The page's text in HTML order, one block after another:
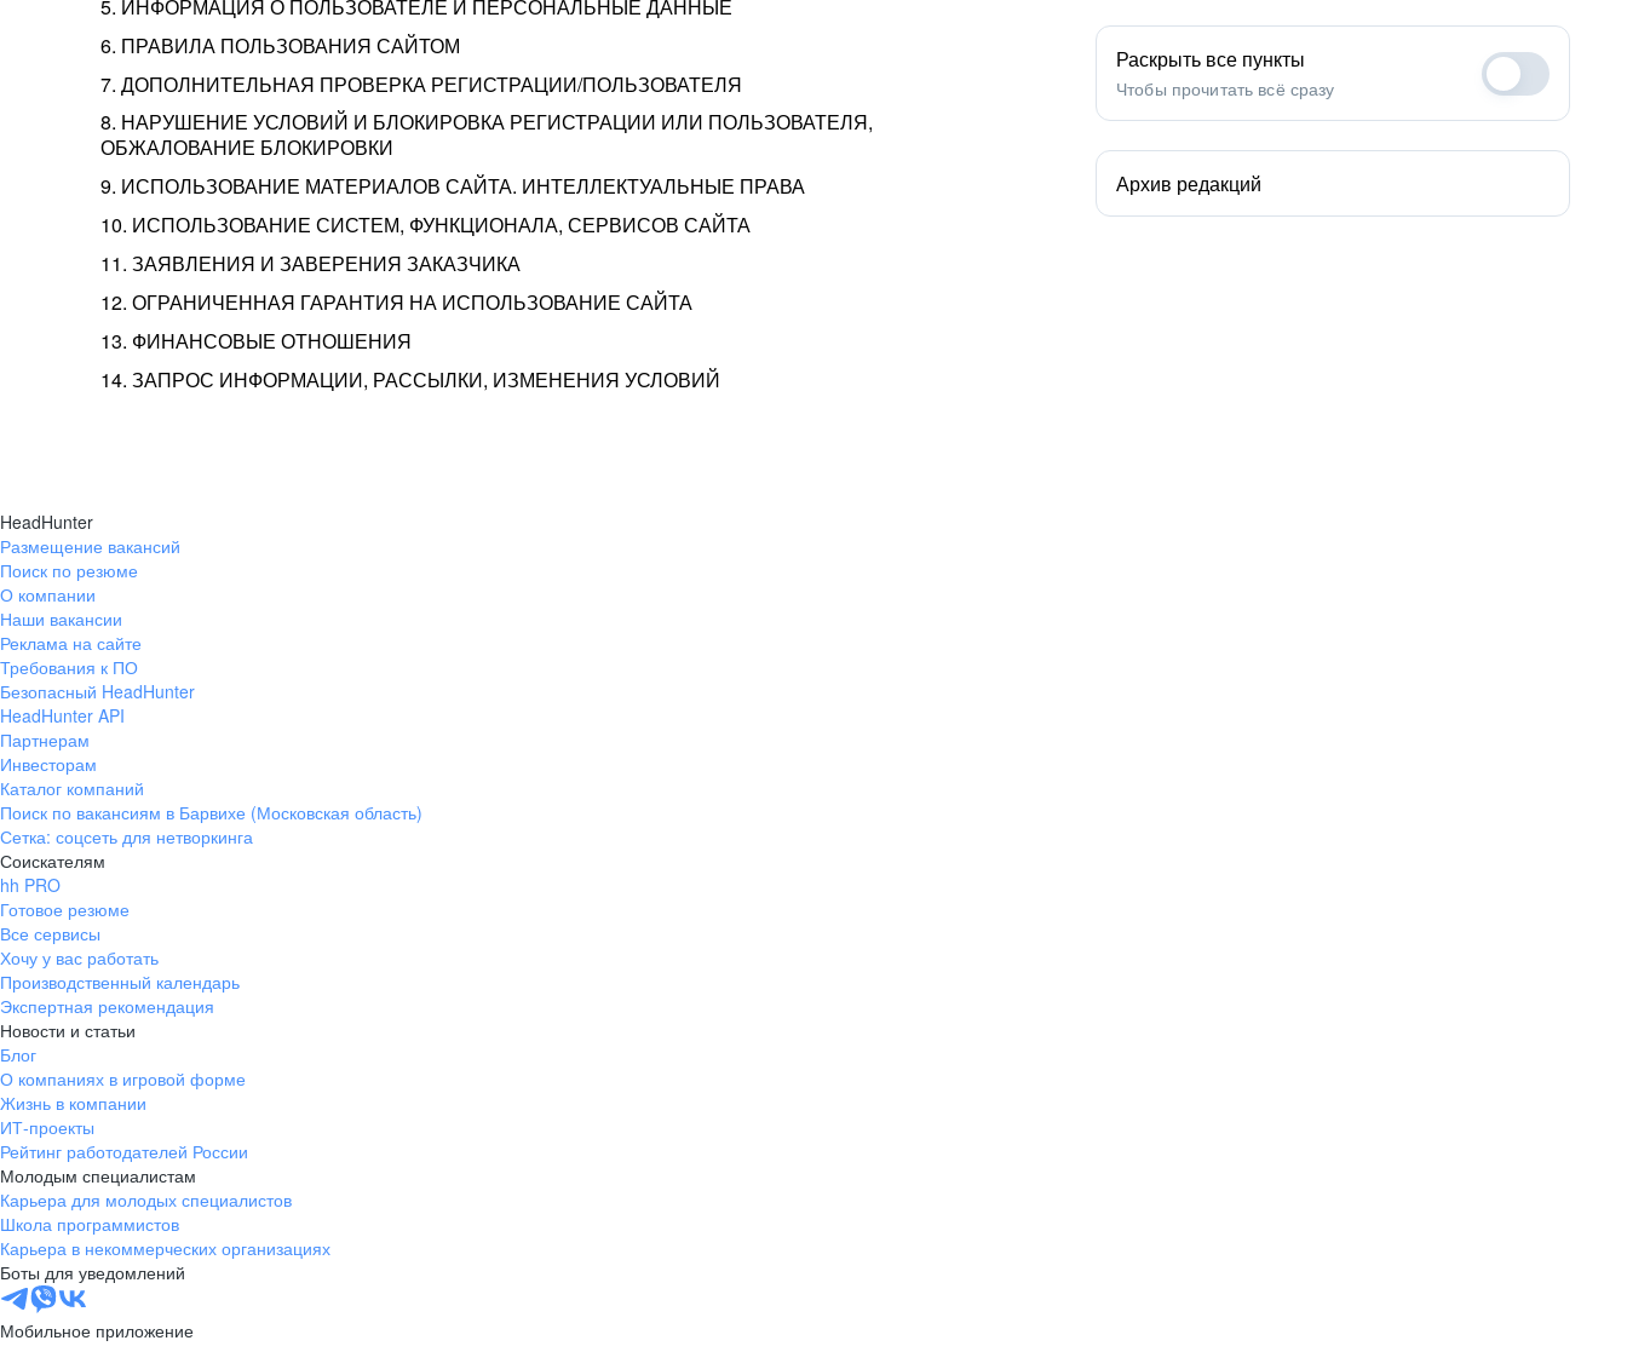
5. ИНФОРМАЦИЯ О ПОЛЬЗОВАТЕЛЕ И ПЕРСОНАЛЬНЫЕ ДАННЫЕ
6. ПРАВИЛА ПОЛЬЗОВАНИЯ САЙТОМ
7. ДОПОЛНИТЕЛЬНАЯ ПРОВЕРКА РЕГИСТРАЦИИ/ПОЛЬЗОВАТЕЛЯ
8. НАРУШЕНИЕ УСЛОВИЙ И БЛОКИРОВКА РЕГИСТРАЦИИ ИЛИ ПОЛЬЗОВАТЕЛЯ,
ОБЖАЛОВАНИЕ БЛОКИРОВКИ
9. ИСПОЛЬЗОВАНИЕ МАТЕРИАЛОВ САЙТА. ИНТЕЛЛЕКТУАЛЬНЫЕ ПРАВА
10. ИСПОЛЬЗОВАНИЕ СИСТЕМ, ФУНКЦИОНАЛА, СЕРВИСОВ САЙТА
11. ЗАЯВЛЕНИЯ И ЗАВЕРЕНИЯ ЗАКАЗЧИКА
12. ОГРАНИЧЕННАЯ ГАРАНТИЯ НА ИСПОЛЬЗОВАНИЕ САЙТА
13. ФИНАНСОВЫЕ ОТНОШЕНИЯ
14. ЗАПРОС ИНФОРМАЦИИ, РАССЫЛКИ, ИЗМЕНЕНИЯ УСЛОВИЙ
Раскрыть все пункты
Чтобы прочитать всё сразу
Архив редакций
HeadHunter
Размещение вакансий
Поиск по резюме
О компании
Наши вакансии
Реклама на сайте
Требования к ПО
Безопасный HeadHunter
HeadHunter API
Партнерам
Инвесторам
Каталог компаний
Поиск по вакансиям в Барвихе (Московская область)
Сетка: соцсеть для нетворкинга
Соискателям
hh PRO
Готовое резюме
Все сервисы
Хочу у вас работать
Производственный календарь
Экспертная рекомендация
Новости и статьи
Блог
О компаниях в игровой форме
Жизнь в компании
ИТ-проекты
Рейтинг работодателей России
Молодым специалистам
Карьера для молодых специалистов
Школа программистов
Карьера в некоммерческих организациях
Боты для уведомлений
Мобильное приложение